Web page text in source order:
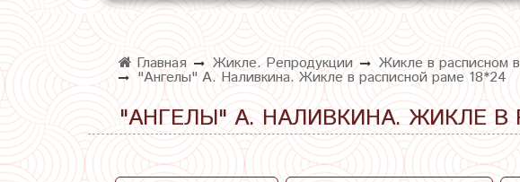
Главная Жикле. Репродукции Жикле в расписном
"Ангелы" А. Наливкина. Жикле в расписной раме 18*24
"АНГЕЛЫ" А. НАЛИВКИНА. ЖИКЛЕ В